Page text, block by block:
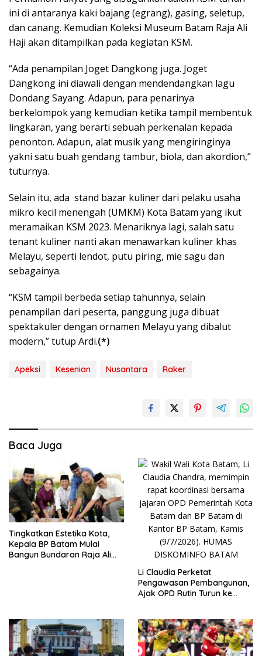
ini di antaranya kaki bajang (egrang), gasing, seletup,
dan canang. Kemudian Koleksi Museum Batam Raja Ali
Haji akan ditampilkan pada kegiatan KSM.
“Ada penampilan Joget Dangkong juga. Joget
Dangkong ini diawali dengan mendendangkan lagu
Dondang Sayang. Adapun, para penarinya
berkelompok yang kemudian ketika tampil membentuk
lingkaran, yang berarti sebuah perkenalan kepada
penonton. Adapun, alat musik yang mengiringinya
yakni satu buah gendang tambur, biola, dan akordion,”
tuturnya.
Selain itu, ada stand bazar kuliner dari pelaku usaha
mikro kecil menengah (UMKM) Kota Batam yang ikut
meramaikan KSM 2023. Menariknya lagi, salah satu
tenant kuliner nanti akan menawarkan kuliner khas
Melayu, seperti lendot, putu piring, mie sagu dan
sebagainya.
“KSM tampil berbeda setiap tahunnya, selain
penampilan dari peserta, panggung juga dibuat
spektakuler dengan ornamen Melayu yang dibalut
modern,” tutup Ardi.(*)
Apeksi Kesenian Nusantara Raker
Baca Juga
Tingkatkan Estetika Kota,
Kepala BP Batam Mulai
Bangun Bundaran Raja Ali
Li Claudia Perketat
Pengawasan Pembangunan,
Ajak OPD Rutin Turun ke